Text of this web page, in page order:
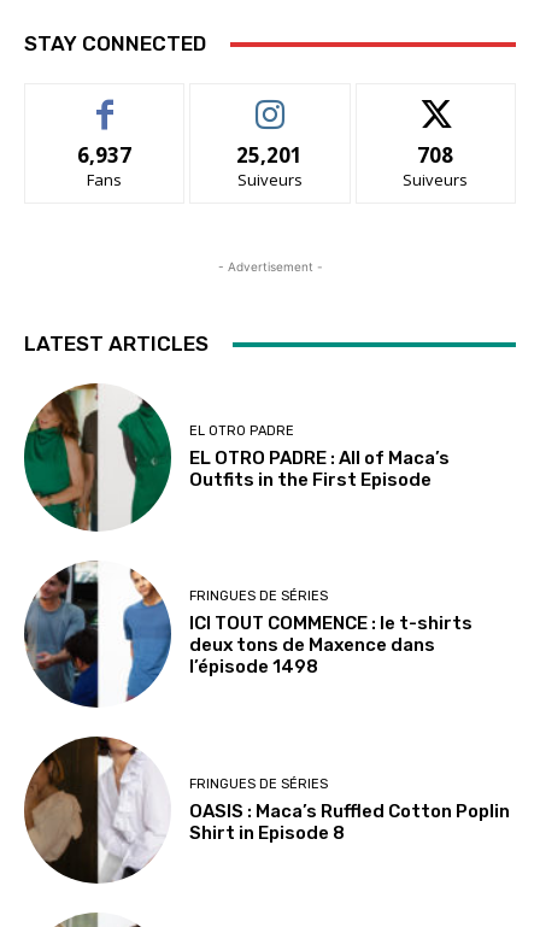
STAY CONNECTED
6,937
Fans
25,201
Suiveurs
708
Suiveurs
- Advertisement -
LATEST ARTICLES
EL OTRO PADRE
EL OTRO PADRE : All of Maca’s
Outfits in the First Episode
FRINGUES DE SÉRIES
ICI TOUT COMMENCE : le t-shirts
deux tons de Maxence dans
l’épisode 1498
FRINGUES DE SÉRIES
OASIS : Maca’s Ruffled Cotton Poplin
Shirt in Episode 8